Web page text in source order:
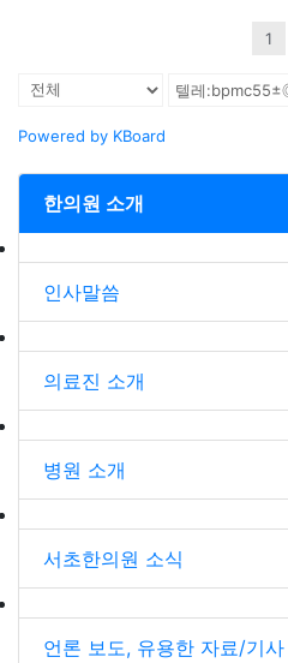
한의원 소개
인사말씀
의료진 소개
병원 소개
서초한의원 소식
언론 보도, 유용한 자료/기사
1
Powered by KBoard